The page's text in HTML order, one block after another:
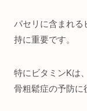
パセリに含まれる
持に重要です。
特にビタミンKは
骨粗鬆症の予防に